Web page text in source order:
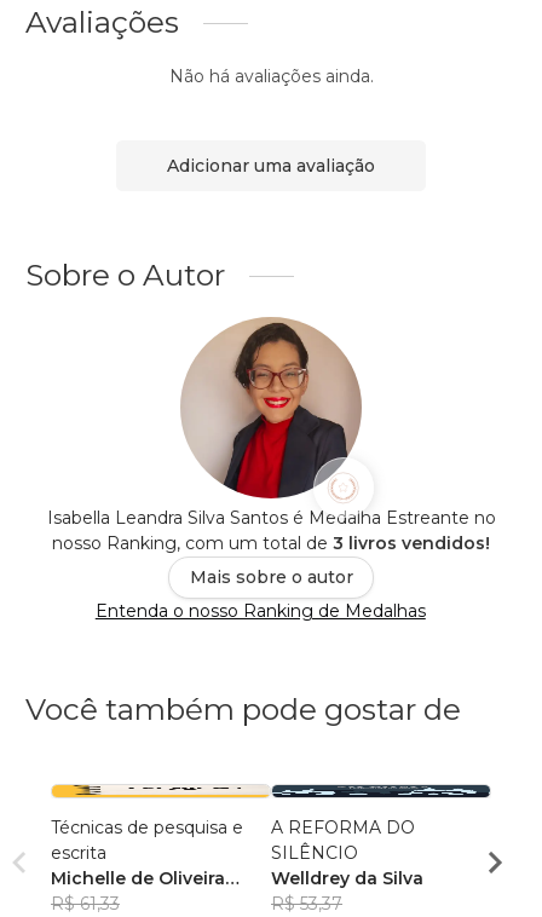
Avaliações
Não há avaliações ainda.
Adicionar uma avaliação
Sobre o Autor
Isabella Leandra Silva Santos é Medalha Estreante no
nosso Ranking, com um total de 3 livros vendidos!
Mais sobre o autor
Entenda o nosso Ranking de Medalhas
Você também pode gostar de
Técnicas de pesquisa e
escrita
Michelle de Oliveira
Barbosa
R$ 61,33
A REFORMA DO
SILÊNCIO
Welldrey da Silva
R$ 53,37
Ana
R$